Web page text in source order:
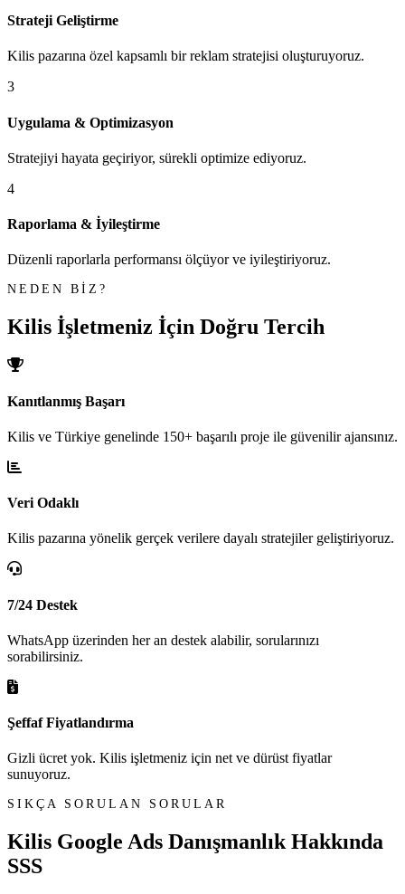
Strateji Geliştirme
Kilis pazarına özel kapsamlı bir reklam stratejisi oluşturuyoruz.
3
Uygulama & Optimizasyon
Stratejiyi hayata geçiriyor, sürekli optimize ediyoruz.
4
Raporlama & İyileştirme
Düzenli raporlarla performansı ölçüyor ve iyileştiriyoruz.
NEDEN BİZ?
Kilis İşletmeniz İçin Doğru Tercih
Kanıtlanmış Başarı
Kilis ve Türkiye genelinde 150+ başarılı proje ile güvenilir ajansınız.
Veri Odaklı
Kilis pazarına yönelik gerçek verilere dayalı stratejiler geliştiriyoruz.
7/24 Destek
WhatsApp üzerinden her an destek alabilir, sorularınızı
sorabilirsiniz.
Şeffaf Fiyatlandırma
Gizli ücret yok. Kilis işletmeniz için net ve dürüst fiyatlar
sunuyoruz.
SIKÇA SORULAN SORULAR
Kilis Google Ads DanışmanlıkHakkında
SSS